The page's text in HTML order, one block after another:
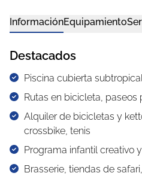
InformaciónEquipamiento
Destacados
Piscina cubierta
Rutas en bicicleta,
Alquiler de bicicletas y
crossbike, tenis
Programa infantil creativo
Brasserie, tiendas de